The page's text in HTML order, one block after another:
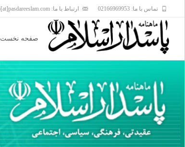
تماس با ما: 02166969953 ارتباط با ما: info[at]pasdareeslam.com
content
صفحه نخست